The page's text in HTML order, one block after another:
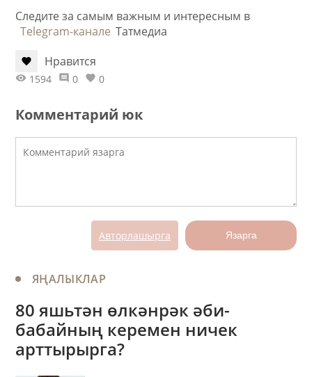
Следите за самым важным и интересным в
Telegram-канале Татмедиа
Нравится
1594 0 0
Комментарий юк
Авторлашырга Язарга
ЯҢАЛЫКЛАР
80 яшьтән өлкәнрәк әби-
бабайның керемен ничек
арттырырга?